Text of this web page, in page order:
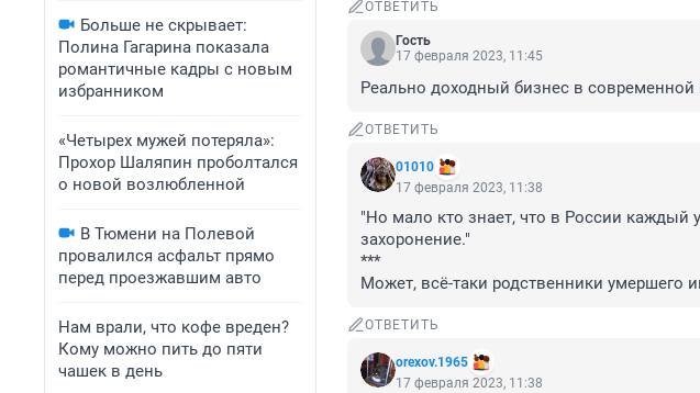
Больше не скрывает:
Полина Гагарина показала
романтичные кадры с новым
избранником
«Четырех мужей потеряла»:
Прохор Шаляпин проболтался
о новой возлюбленной
В Тюмени на Полевой
провалился асфальт прямо
перед проезжавшим авто
Нам врали, что кофе вреден?
Кому можно пить до пяти
чашек в день
ОТВЕТИТЬ
Гость
17 февраля 2023, 11:45
Реально доходный бизнес в современной
ОТВЕТИТЬ
01010
17 февраля 2023, 11:38
"Но мало кто знает, что в России каждый
захоронение."
***
Может, всё-таки родственники умершего
ОТВЕТИТЬ
orexov.1965
17 февраля 2023, 11:38